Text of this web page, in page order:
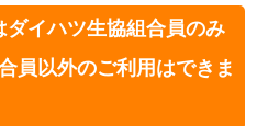
ダイハツ生協組合員のみ
員以外のご利用はできま